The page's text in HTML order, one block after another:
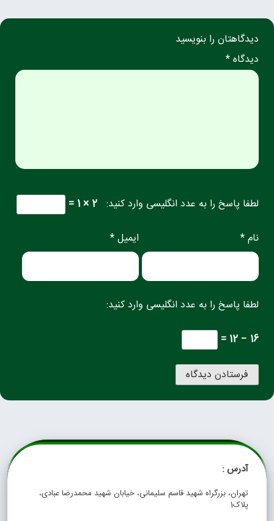
دیدگاهتان را بنویسید
دیدگاه *
لطفا پاسخ را به عدد انگلیسی وارد کنید: 2 × 1 =
نام * ایمیل *
لطفا پاسخ را به عدد انگلیسی وارد کنید:
16 − 12 =
آدرس :
تهران، بزرگراه شهید قاسم سلیمانی، خیابان شهید محمدرضا عبادی،
پلاک1